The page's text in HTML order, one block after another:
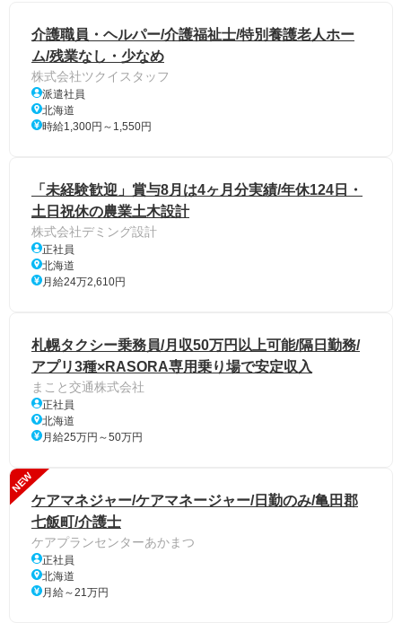
介護職員・ヘルパー/介護福祉士/特別養護老人ホー
ム/残業なし・少なめ
株式会社ツクイスタッフ
派遣社員
北海道
時給1,300円～1,550円
「未経験歓迎」賞与8月は4ヶ月分実績/年休124日・
土日祝休の農業土木設計
株式会社デミング設計
正社員
北海道
月給24万2,610円
札幌タクシー乗務員/月収50万円以上可能/隔日勤務/
アプリ3種×RASORA専用乗り場で安定収入
まこと交通株式会社
正社員
北海道
月給25万円～50万円
NEW
ケアマネジャー/ケアマネージャー/日勤のみ/亀田郡
七飯町/介護士
ケアプランセンターあかまつ
正社員
北海道
月給～21万円